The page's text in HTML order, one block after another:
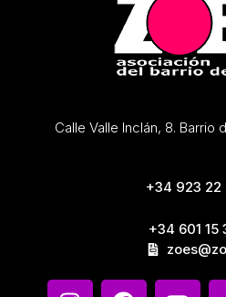
Calle Valle Inclán, 8. Barrio
+34 923 22
+34 601 15